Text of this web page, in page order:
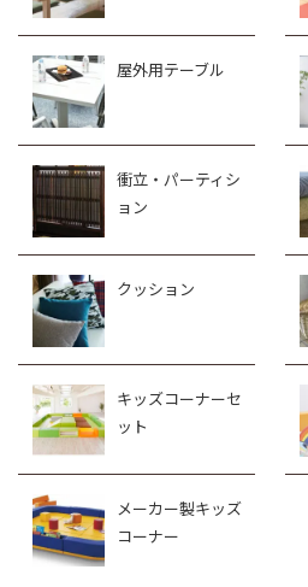
屋外用テーブル
衝立・パーティシ
ョン
クッション
キッズコーナーセ
ット
メーカー製キッズ
コーナー